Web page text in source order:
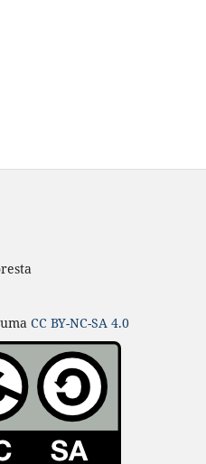
CC BY-NC-SA 4.0